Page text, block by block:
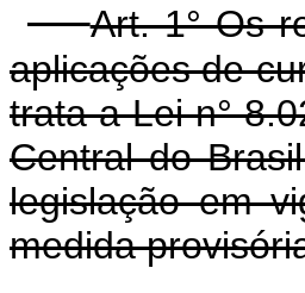
Art. 1° Os
aplicações de
trata a Lei n°
Central do
legislação em
medida